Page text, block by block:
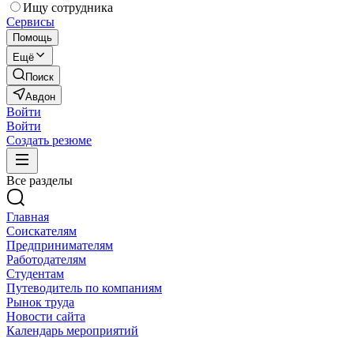
Ищу сотрудника
Сервисы
Помощь
Ещё
Поиск
Авдон
Войти
Войти
Создать резюме
Все разделы
Главная
Соискателям
Предпринимателям
Работодателям
Студентам
Путеводитель по компаниям
Рынок труда
Новости сайта
Календарь мероприятий